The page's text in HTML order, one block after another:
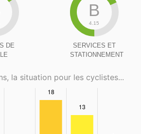
DE
B
4.15
SERVICES ET
STATIONNEMENT
la situation pour les cyclistes...